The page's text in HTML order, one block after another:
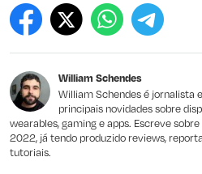
Este conteúdo contém
Outro
William Schendes
William Schendes é jornalista
principais novidades sobre
wearables, gaming e apps. Escreve
2022, já tendo produzido reviews,
tutoriais.